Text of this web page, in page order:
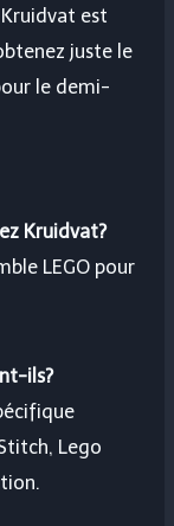
est
juste le
le demi-
Kruidvat?
LEGO pour
ils?
Lego